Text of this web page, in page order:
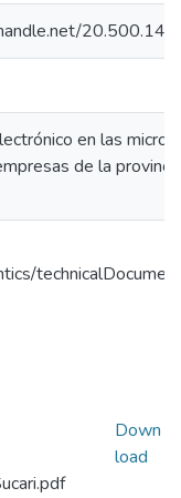
en las micro y
de la
Down
load